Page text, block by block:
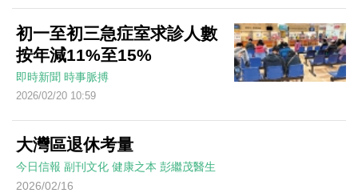
初一至初三急症室求診人數
按年減11%至15%
即時新聞 時事脈搏
2026/02/20 10:59
大灣區退休考量
今日信報 副刊文化 健康之本 彭繼茂醫生
2026/02/16